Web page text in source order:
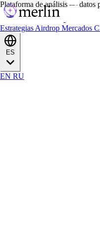
Estrategias Airdrop Mercados
EN RU
Plataforma de análisis — datos